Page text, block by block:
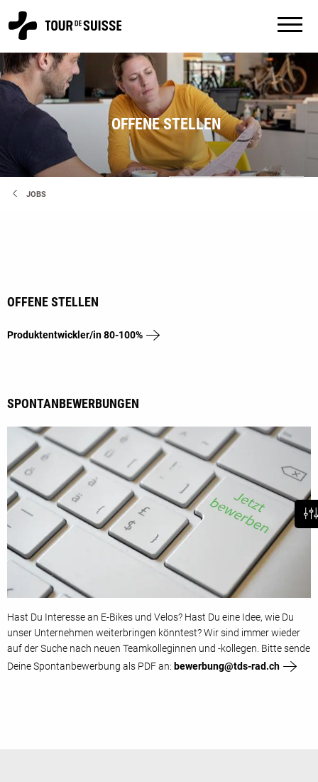
OFFENE STELLEN
JOBS
OFFENE STELLEN
Produktentwickler/in 80-100%
SPONTANBEWERBUNGEN
Hast Du Interesse an E-Bikes und Velos? Hast Du eine Idee, wie Du
unser Unternehmen weiterbringen könntest? Wir sind immer wieder
auf der Suche nach neuen Teamkolleginnen und -kollegen. Bitte sende
Deine Spontanbewerbung als PDF an: bewerbung@tds-rad.ch